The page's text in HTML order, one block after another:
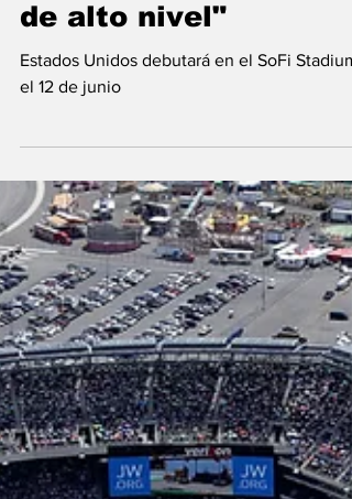
el público
experimente el fútbol
de alto nivel"
Estados Unidos debutará en el SoFi Stadium